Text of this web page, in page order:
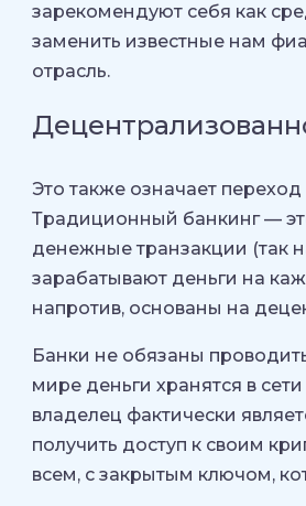
зарекомендуют себя как
заменить известные нам
отрасль.
Это также означает
Традиционный банкинг —
денежные транзакции (так
зарабатывают деньги на
напротив, основаны на
Банки не обязаны
мире деньги хранятся в
владелец фактически
получить доступ к своим
всем, с закрытым ключом,